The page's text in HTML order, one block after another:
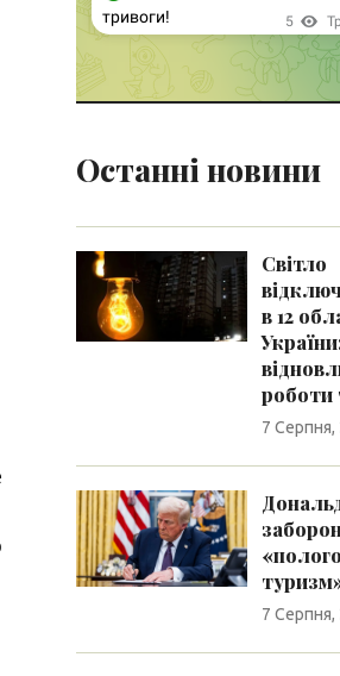
Останні новини
Світло
в 12
роботи
7 Серпня,
7 Серпня,